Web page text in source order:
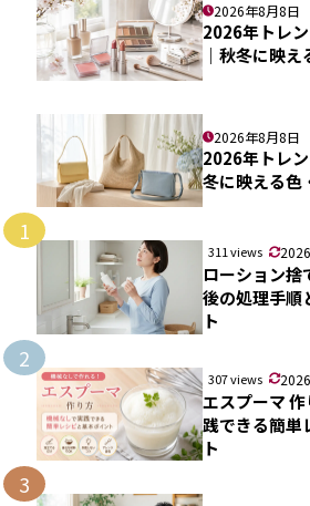
2026年8月8日
2026年トレ
｜秋冬に映え
2026年8月8日
2026年トレ
冬に映える色
1
311 views
ローション捨
後の処理手順
ト
2
307 views
エスプーマ
践できる簡単
ト
3